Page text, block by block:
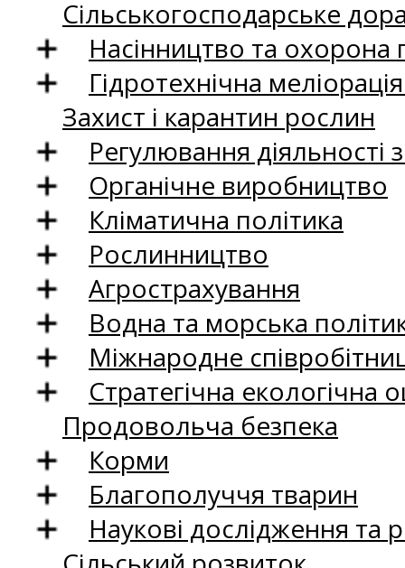
Сільськогосподарське
Насінництво та
Гідротехнічна
Захист і карантин рослин
Регулювання
Органічне виробництво
Кліматична політика
Рослинництво
Агрострахування
Водна та морська
Міжнародне
Стратегічна екологічна
Продовольча безпека
Корми
Благополуччя тварин
Наукові дослідження та